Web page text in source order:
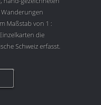
Maßstab von 1 :
die
Schweiz erfasst.